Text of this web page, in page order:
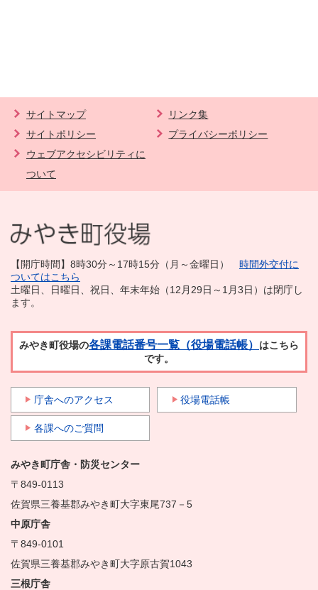
サイトマップ
リンク集
サイトポリシー
プライバシーポリシー
ウェブアクセシビリティに
ついて
【開庁時間】8時30分～17時15分（月～金曜日） 時間外交付に
ついてはこちら
土曜日、日曜日、祝日、年末年始（12月29日～1月3日）は閉庁し
ます。
みやき町役場の各課電話番号一覧（役場電話帳） はこちら
です。
庁舎へのアクセス 役場電話帳
各課へのご質問
みやき町庁舎・防災センター
〒849-0113
佐賀県三養基郡みやき町大字東尾737－5
中原庁舎
〒849-0101
佐賀県三養基郡みやき町大字原古賀1043
三根庁舎